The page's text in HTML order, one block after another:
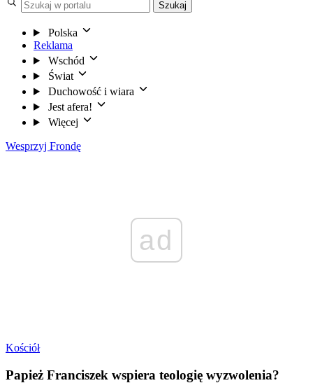
Szukaj
Polska
Reklama
Wschód
Świat
Duchowość i wiara
Jest afera!
Więcej
Wesprzyj Frondę
ad
Kościół
Papież Franciszek wspiera teologię wyzwolenia?